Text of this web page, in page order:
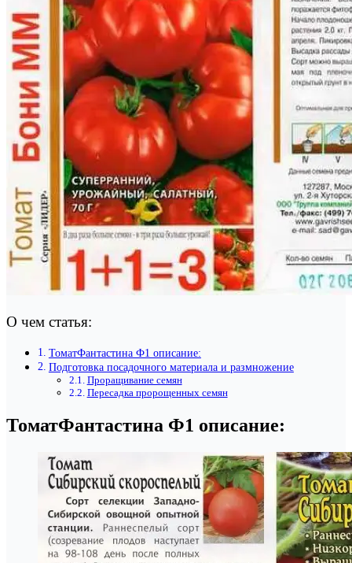
О чем статья:
ТоматФантастина Ф1 описание:
Подготовка посадочного материала и размножение
Проращивание семян
Пересадка пророщенных семян
ТоматФантастина Ф1 описание: